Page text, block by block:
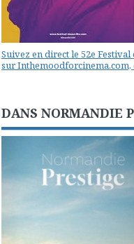
Suivez en direct le 52e
sur Inthemoodforcinema.com,
DANS NORMANDIE